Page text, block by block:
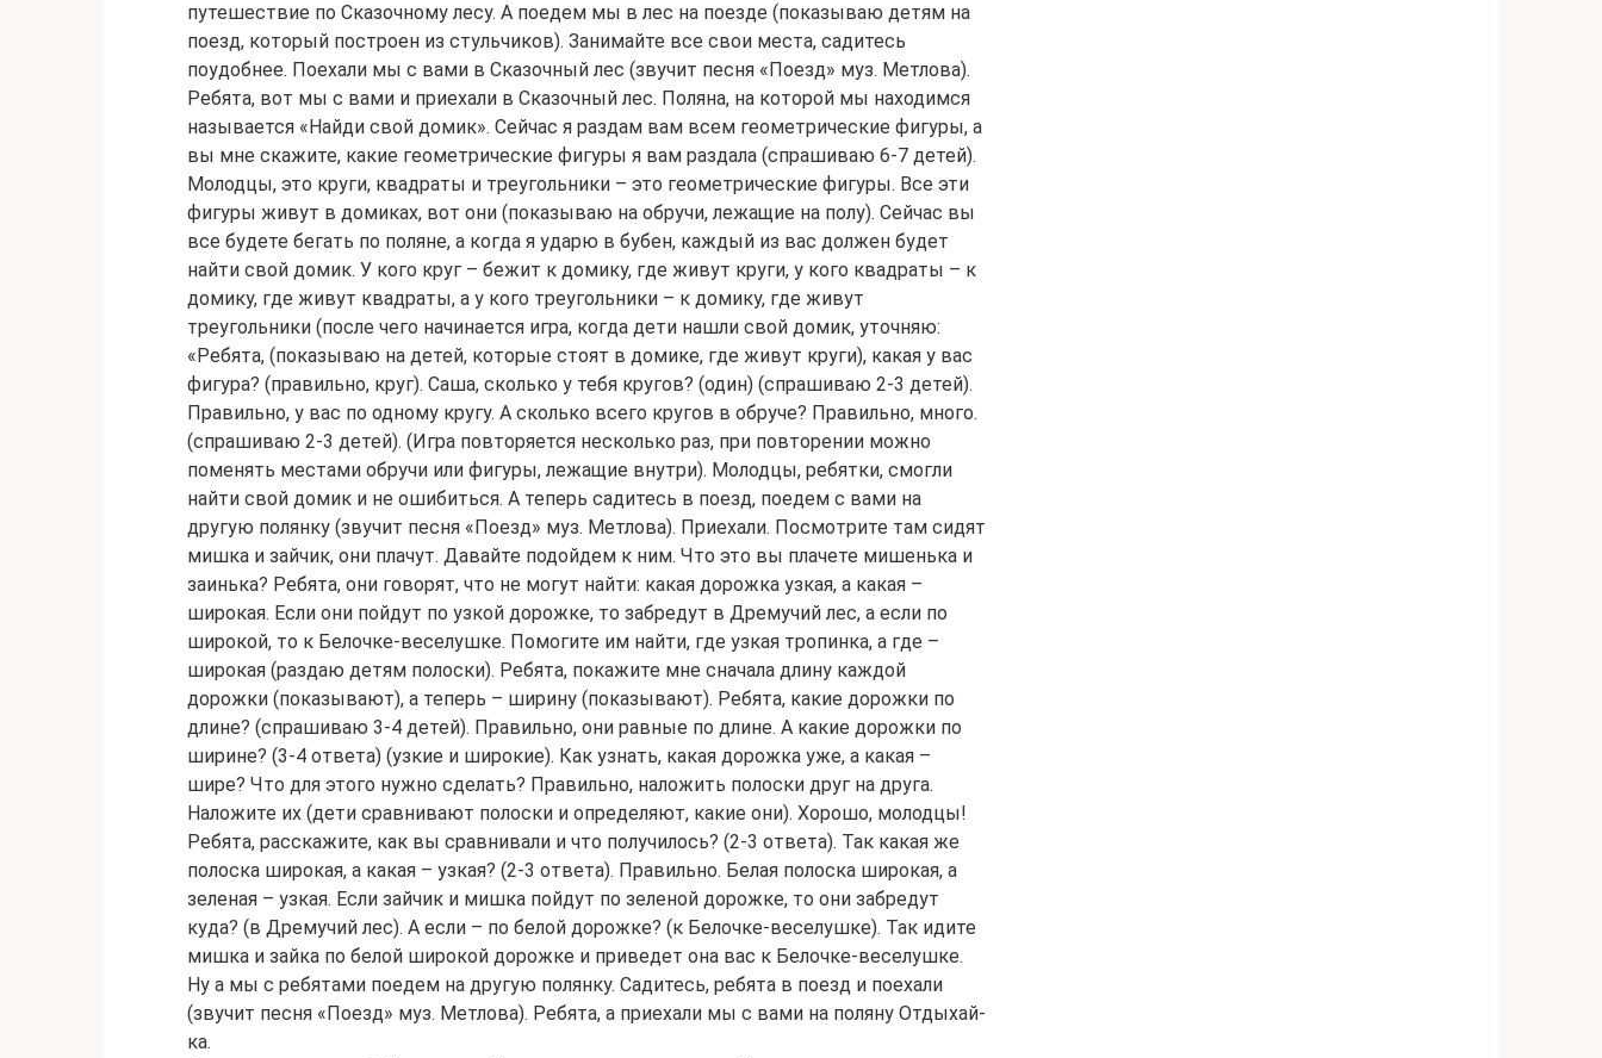
путешествие по Сказочному лесу. А поедем мы в лес на поезде (показываю детям на
поезд, который построен из стульчиков). Занимайте все свои места, садитесь
поудобнее. Поехали мы с вами в Сказочный лес (звучит песня «Поезд» муз. Метлова).
Ребята, вот мы с вами и приехали в Сказочный лес. Поляна, на которой мы находимся
называется «Найди свой домик». Сейчас я раздам вам всем геометрические фигуры, а
вы мне скажите, какие геометрические фигуры я вам раздала (спрашиваю 6-7 детей).
Молодцы, это круги, квадраты и треугольники – это геометрические фигуры. Все эти
фигуры живут в домиках, вот они (показываю на обручи, лежащие на полу). Сейчас вы
все будете бегать по поляне, а когда я ударю в бубен, каждый из вас должен будет
найти свой домик. У кого круг – бежит к домику, где живут круги, у кого квадраты – к
домику, где живут квадраты, а у кого треугольники – к домику, где живут
треугольники (после чего начинается игра, когда дети нашли свой домик, уточняю:
«Ребята, (показываю на детей, которые стоят в домике, где живут круги), какая у вас
фигура? (правильно, круг). Саша, сколько у тебя кругов? (один) (спрашиваю 2-3 детей).
Правильно, у вас по одному кругу. А сколько всего кругов в обруче? Правильно, много.
(спрашиваю 2-3 детей). (Игра повторяется несколько раз, при повторении можно
поменять местами обручи или фигуры, лежащие внутри). Молодцы, ребятки, смогли
найти свой домик и не ошибиться. А теперь садитесь в поезд, поедем с вами на
другую полянку (звучит песня «Поезд» муз. Метлова). Приехали. Посмотрите там сидят
мишка и зайчик, они плачут. Давайте подойдем к ним. Что это вы плачете мишенька и
заинька? Ребята, они говорят, что не могут найти: какая дорожка узкая, а какая –
широкая. Если они пойдут по узкой дорожке, то забредут в Дремучий лес, а если по
широкой, то к Белочке-веселушке. Помогите им найти, где узкая тропинка, а где –
широкая (раздаю детям полоски). Ребята, покажите мне сначала длину каждой
дорожки (показывают), а теперь – ширину (показывают). Ребята, какие дорожки по
длине? (спрашиваю 3-4 детей). Правильно, они равные по длине. А какие дорожки по
ширине? (3-4 ответа) (узкие и широкие). Как узнать, какая дорожка уже, а какая –
шире? Что для этого нужно сделать? Правильно, наложить полоски друг на друга.
Наложите их (дети сравнивают полоски и определяют, какие они). Хорошо, молодцы!
Ребята, расскажите, как вы сравнивали и что получилось? (2-3 ответа). Так какая же
полоска широкая, а какая – узкая? (2-3 ответа). Правильно. Белая полоска широкая, а
зеленая – узкая. Если зайчик и мишка пойдут по зеленой дорожке, то они забредут
куда? (в Дремучий лес). А если – по белой дорожке? (к Белочке-веселушке). Так идите
мишка и зайка по белой широкой дорожке и приведет она вас к Белочке-веселушке.
Ну а мы с ребятами поедем на другую полянку. Садитесь, ребята в поезд и поехали
(звучит песня «Поезд» муз. Метлова). Ребята, а приехали мы с вами на поляну Отдыхай-
ка.